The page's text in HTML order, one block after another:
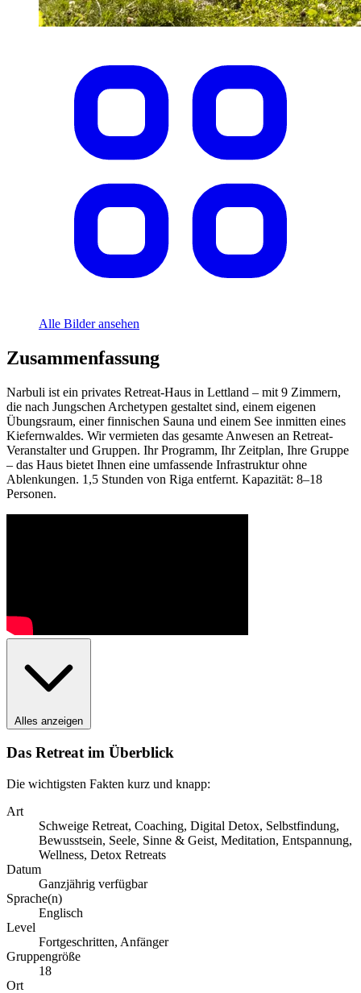
Alle Bilder ansehen
Zusammenfassung
Narbuli ist ein privates Retreat-Haus in Lettland – mit 9 Zimmern,
die nach Jungschen Archetypen gestaltet sind, einem eigenen
Übungsraum, einer finnischen Sauna und einem See inmitten eines
Kiefernwaldes. Wir vermieten das gesamte Anwesen an Retreat-
Veranstalter und Gruppen. Ihr Programm, Ihr Zeitplan, Ihre Gruppe
– das Haus bietet Ihnen eine umfassende Infrastruktur ohne
Ablenkungen. 1,5 Stunden von Riga entfernt. Kapazität: 8–18
Personen.
Alles anzeigen
Das Retreat im Überblick
Die wichtigsten Fakten kurz und knapp:
Art
Schweige Retreat, Coaching, Digital Detox, Selbstfindung,
Bewusstsein, Seele, Sinne & Geist, Meditation, Entspannung,
Wellness, Detox Retreats
Datum
Ganzjährig verfügbar
Sprache(n)
Englisch
Level
Fortgeschritten, Anfänger
Gruppengröße
18
Ort